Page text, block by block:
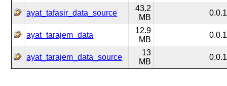
ayat_tafasir_data_source
43.2
MB
ayat_tarajem_data
12.9
MB
ayat_tarajem_data_source
13
MB